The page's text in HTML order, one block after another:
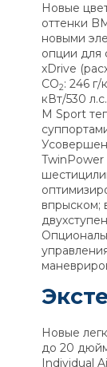
Новые
оттенки
новыми
опции для
xDrive
CO2: 246
кВт/530
M Sport
TwinPower
впрыском;
Новые
до 20
Individual